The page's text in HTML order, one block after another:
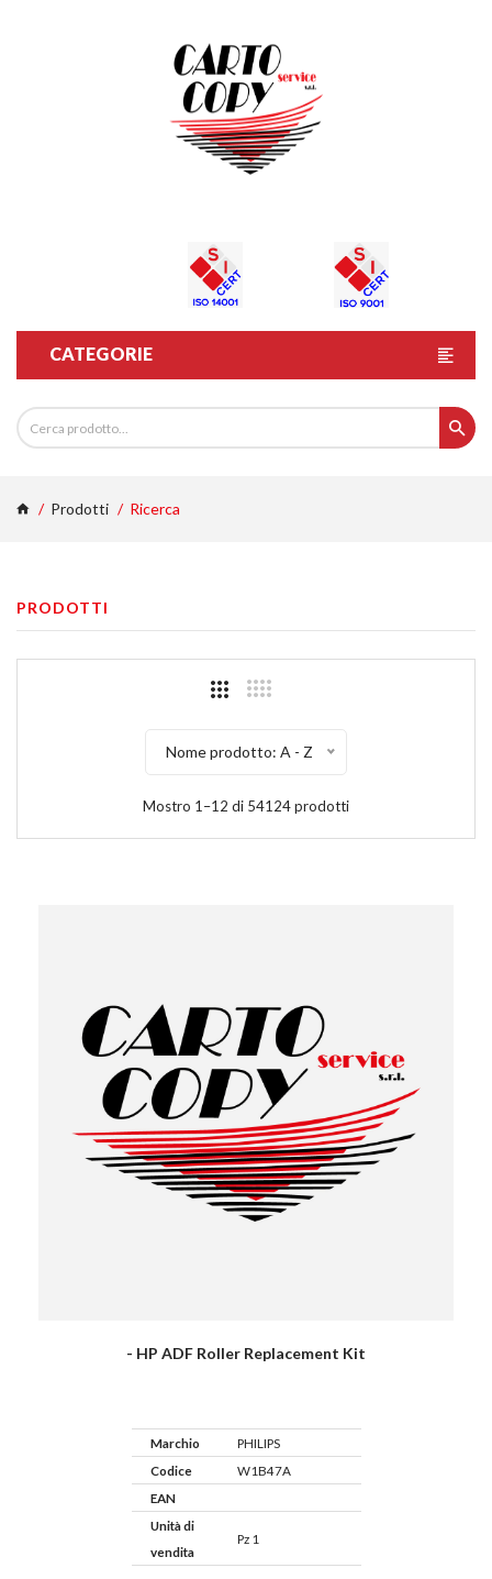
CATEGORIE
Prodotti Ricerca
PRODOTTI
Nome prodotto: A - Z
Mostro 1–12 di 54124 prodotti
- HP ADF Roller Replacement Kit
Marchio
PHILIPS
Codice
W1B47A
EAN
Unità di
vendita
Pz 1